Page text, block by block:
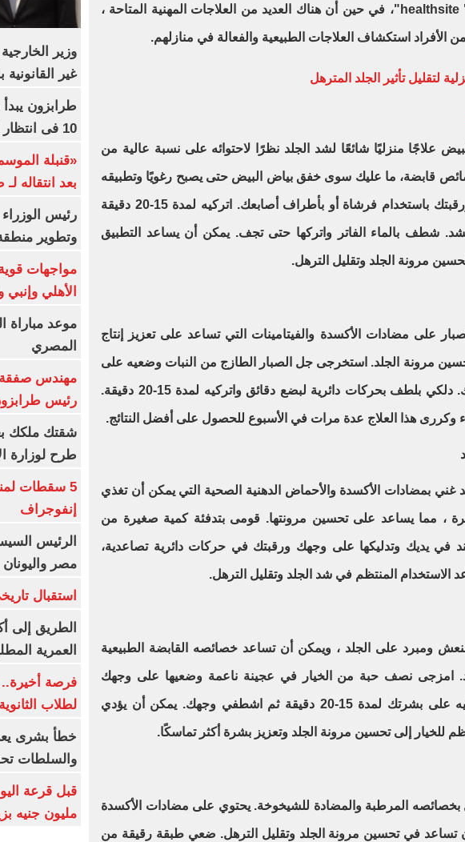
healthsite "، في حين أن هناك العديد من العلاجات المهنية المتاحة ،
الأفراد استكشاف العلاجات الطبيعية والفعالة في منازلهم.
لتقليل تأثير الجلد المترهل
علاجًا منزليًا شائعًا لشد الجلد نظرًا لاحتوائه على نسبة عالية من
قابضة، ما عليك سوى خفق بياض البيض حتى يصبح رغويًا وتطبيقه
على وجهك ورقبتك باستخدام فرشاة أو بأطراف أصابعك. اتركيه لمدة 15-20 دقيقة
شطف بالماء الفاتر واتركها حتى تجف. يمكن أن يساعد التطبيق
مرونة الجلد وتقليل الترهل.
على مضادات الأكسدة والفيتامينات التي تساعد على تعزيز إنتاج
مرونة الجلد. استخرجى جل الصبار الطازج من النبات وضعيه على
وجهك ورقبتك. دلكي بلطف بحركات دائرية لبضع دقائق واتركيه لمدة 15-20 دقيقة.
وكررى هذا العلاج عدة مرات في الأسبوع للحصول على أفضل النتائج.
غني بمضادات الأكسدة والأحماض الدهنية الصحية التي يمكن أن تغذي
، مما يساعد على تحسين مرونتها. قومى بتدفئة كمية صغيرة من
في يديك وتدليكها على وجهك ورقبتك في حركات دائرية تصاعدية،
الاستخدام المنتظم في شد الجلد وتقليل الترهل.
منعش ومبرد على الجلد ، ويمكن أن تساعد خصائصه القابضة الطبيعية
امزجى نصف حبة من الخيار في عجينة ناعمة وضعيها على وجهك
ورقبتك. اتركيه على بشرتك لمدة 15-20 دقيقة ثم اشطفي وجهك. يمكن أن يؤدي
للخيار إلى تحسين مرونة الجلد وتعزيز بشرة أكثر تماسكًا.
بخصائصه المرطبة والمضادة للشيخوخة. يحتوي على مضادات الأكسدة
تساعد في تحسين مرونة الجلد وتقليل الترهل. ضعي طبقة رقيقة من
وزير
غير القانونية
طرابزون
10 فى انتظار الفرعون (فيديو)
«قنبلة
بعد انتقاله
رئيس
وتطوير
مواجهات
الأهلي وإنبي
موعد مباراة
المصري
مهندس صفقة
رئيس
طرح لوزارة
5 سقطات
إنفوجراف
الرئيس
مصر
استقبال
الطريق إلى
العمرية
فرصة أخيرة..
لطلاب الثانوية
خطأ بشرى
والسلطات
مليون جنيه بزيادة